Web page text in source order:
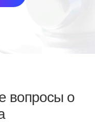
вопросы о